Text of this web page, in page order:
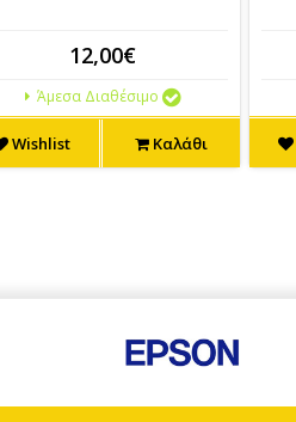
12,00€
Άμεσα Διαθέσιμο
Wishlist Καλάθι